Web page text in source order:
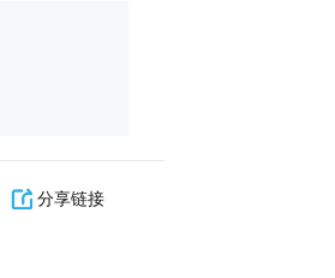
分享链接